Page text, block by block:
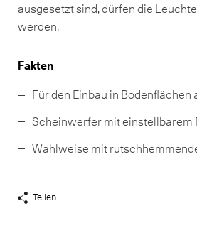
ausgesetzt sind, dürfen die
werden.
Fakten
Für den Einbau in Bodenflächen
Scheinwerfer mit einstellbarem
Wahlweise mit
Teilen